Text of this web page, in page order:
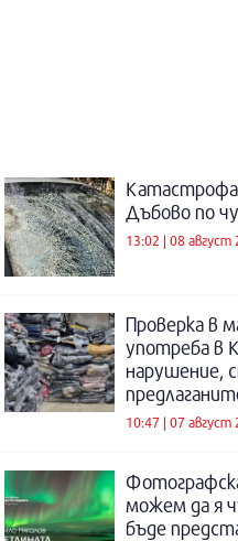
Катастрофа
Дъбово по
13:02 | 08 август
Проверка в
употреба в
нарушение,
10:47 | 07 август
можем да я
бъде